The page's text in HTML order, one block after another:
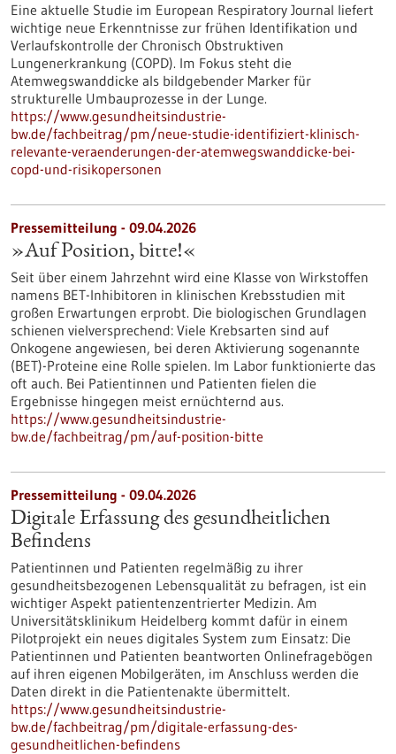
Eine aktuelle Studie im European Respiratory Journal liefert
wichtige neue Erkenntnisse zur frühen Identifikation und
Verlaufskontrolle der Chronisch Obstruktiven
Lungenerkrankung (COPD). Im Fokus steht die
Atemwegswanddicke als bildgebender Marker für
strukturelle Umbauprozesse in der Lunge.
https://www.gesundheitsindustrie-
bw.de/fachbeitrag/pm/neue-studie-identifiziert-klinisch-
relevante-veraenderungen-der-atemwegswanddicke-bei-
copd-und-risikopersonen
Pressemitteilung - 09.04.2026
»Auf Position, bitte!«
Seit über einem Jahrzehnt wird eine Klasse von Wirkstoffen
namens BET-Inhibitoren in klinischen Krebsstudien mit
großen Erwartungen erprobt. Die biologischen Grundlagen
schienen vielversprechend: Viele Krebsarten sind auf
Onkogene angewiesen, bei deren Aktivierung sogenannte
(BET)-Proteine eine Rolle spielen. Im Labor funktionierte das
oft auch. Bei Patientinnen und Patienten fielen die
Ergebnisse hingegen meist ernüchternd aus.
https://www.gesundheitsindustrie-
bw.de/fachbeitrag/pm/auf-position-bitte
Pressemitteilung - 09.04.2026
Digitale Erfassung des gesundheitlichen
Befindens
Patientinnen und Patienten regelmäßig zu ihrer
gesundheitsbezogenen Lebensqualität zu befragen, ist ein
wichtiger Aspekt patientenzentrierter Medizin. Am
Universitätsklinikum Heidelberg kommt dafür in einem
Pilotprojekt ein neues digitales System zum Einsatz: Die
Patientinnen und Patienten beantworten Onlinefragebögen
auf ihren eigenen Mobilgeräten, im Anschluss werden die
Daten direkt in die Patientenakte übermittelt.
https://www.gesundheitsindustrie-
bw.de/fachbeitrag/pm/digitale-erfassung-des-
gesundheitlichen-befindens